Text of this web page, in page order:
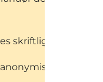
skriftligt til Signe
og